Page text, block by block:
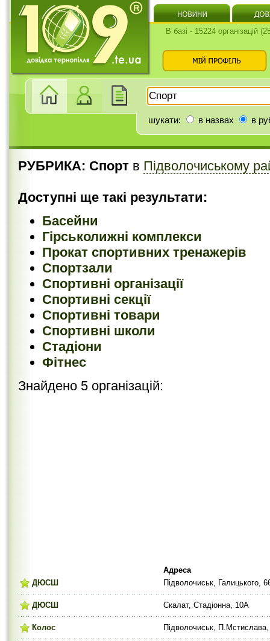
В базі - 15224 організацій
шукати: в назвах в
РУБРИКА: Спорт в Підволочиському
Доступні ще такі результати:
Басейни
Гірськолижні комплекси
Прокат спортивних тренажерів
Спортзали
Спортивні організації
Спортивні секції
Спортивні товари
Спортивні школи
Стадіони
Фітнес
Знайдено 5 організацій:
Адреса
ДЮСШ
Підволочиськ, Галицького,
ДЮСШ Скалат, Стадіонна, 10А
Колос Підволочиськ,